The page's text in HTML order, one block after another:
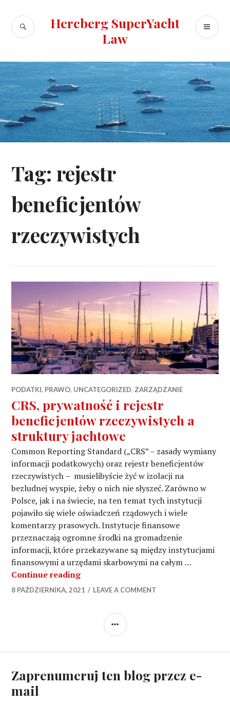
content
Hercberg SuperYacht
Law
SEARCH
Tag:rejestr
beneficjentów
rzeczywistych
PODATKI, PRAWO, UNCATEGORIZED, ZARZĄDZANIE
CRS, prywatność i rejestr
beneficjentów rzeczywistych a
struktury jachtowe
Common Reporting Standard („CRS” – zasady wymiany
informacji podatkowych) oraz rejestr beneficjentów
rzeczywistych – musielibyście żyć w izolacji na
bezludnej wyspie, żeby o nich nie słyszeć. Zarówno w
Polsce, jak i na świecie, na ten temat tych instytucji
pojawiło się wiele oświadczeń rządowych i wiele
komentarzy prasowych. Instytucje finansowe
przeznaczają ogromne środki na gromadzenie
informacji, które przekazywane są między instytucjami
finansowymi a urzędami skarbowymi na całym …
Continue readingCRS, prywatność i rejestr
8 PAŹDZIERNIKA, 2021 LEAVE A COMMENT
SIDEBAR
Zaprenumeruj ten blog przez e-
mail